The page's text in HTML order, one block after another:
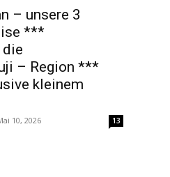
– unsere 3
***
die
– Region ***
kleinem
10, 2026 13